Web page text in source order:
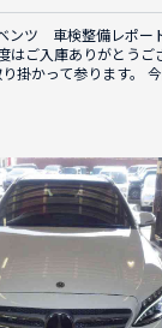
ンツ 車検整備レポー
ご入庫ありがとうご
掛かって参ります。